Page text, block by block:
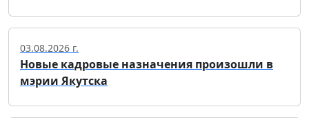
03.08.2026 г.
Новые кадровые назначения произошли в
мэрии Якутска